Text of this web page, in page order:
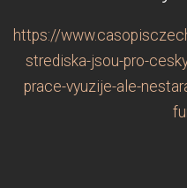
https://
strediska-jsou-pro-
prace-vyuzije-ale-